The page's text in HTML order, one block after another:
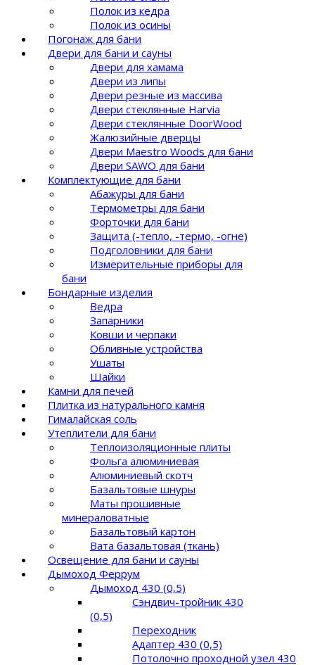
Полок из кедра
Полок из осины
Погонаж для бани
Двери для бани и сауны
Двери для хамама
Двери из липы
Двери резные из массива
Двери стеклянные Harvia
Двери стеклянные DoorWood
Жалюзийные дверцы
Двери Maestro Woods для бани
Двери SAWO для бани
Комплектующие для бани
Абажуры для бани
Термометры для бани
Форточки для бани
Защита (-тепло, -термо, -огне)
Подголовники для бани
Измерительные приборы для
бани
Бондарные изделия
Ведра
Запарники
Ковши и черпаки
Обливные устройства
Ушаты
Шайки
Камни для печей
Плитка из натурального камня
Гималайская соль
Утеплители для бани
Теплоизоляционные плиты
Фольга алюминиевая
Алюминиевый скотч
Базальтовые шнуры
Маты прошивные
минераловатные
Базальтовый картон
Вата базальтовая (ткань)
Освещение для бани и сауны
Дымоход Феррум
Дымоход 430 (0,5)
Сэндвич-тройник 430
(0,5)
Переходник
Адаптер 430 (0,5)
Потолочно проходной узел 430